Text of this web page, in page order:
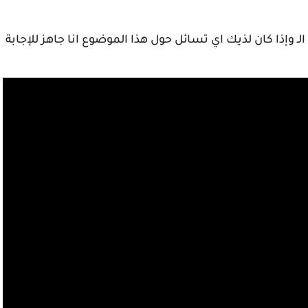
كان لذيك اي تسائل حول هذا الموضوع انا جاهز للإجابة